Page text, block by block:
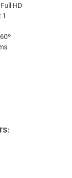
HD
1